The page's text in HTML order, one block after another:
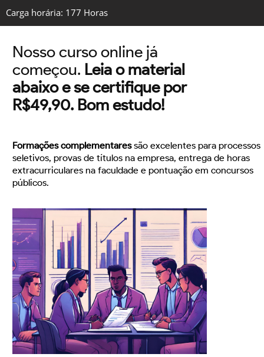
Carga horária: 177 Horas
Nosso curso online já
começou. Leia o material
abaixo e se certifique por
R$49,90. Bom estudo!
Formações complementaressão excelentes para processos
seletivos, provas de títulos na empresa, entrega de horas
extracurriculares na faculdade e pontuação em concursos
públicos.